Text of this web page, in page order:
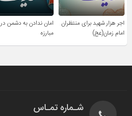
اجر هزار شهید برای منتظران
امام زمان(عج)
امان ندادن به دشمن در
مبارزه
شـماره تمـاس